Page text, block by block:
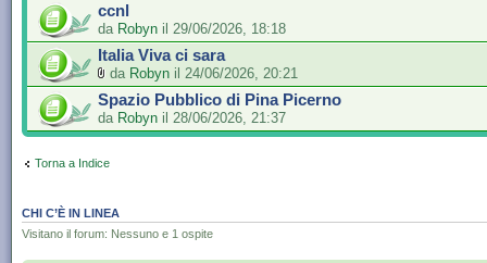
ccnl
da Robyn il 29/06/2026, 18:18
Italia Viva ci sara
da Robyn il 24/06/2026, 20:21
Spazio Pubblico di Pina Picerno
da Robyn il 28/06/2026, 21:37
Torna a Indice
CHI C’È IN LINEA
Visitano il forum: Nessuno e 1 ospite